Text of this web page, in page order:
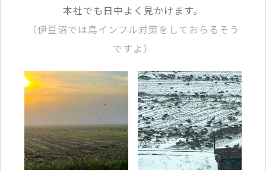
本社でも日中よく見かけます。
（伊豆沼では鳥インフル対策をしておらるそう
ですよ）